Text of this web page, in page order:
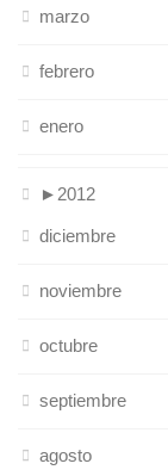
marzo
febrero
enero
► 2012
diciembre
noviembre
octubre
septiembre
agosto